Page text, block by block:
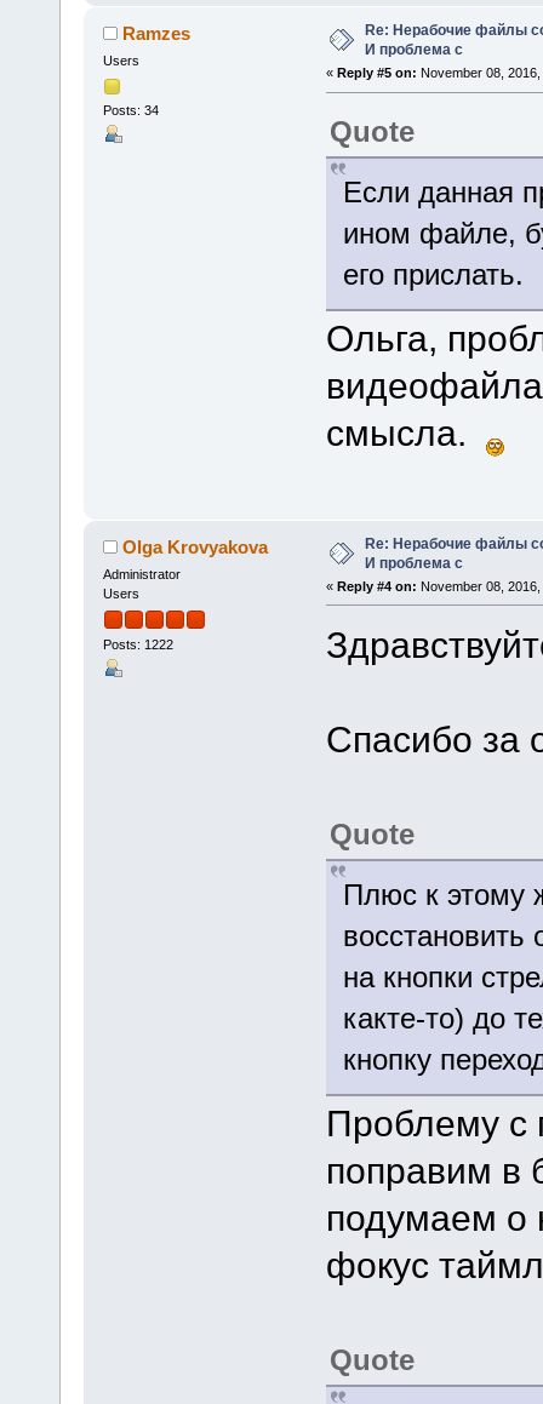
Ramzes
Users
Posts: 34
Re: Нерабочие файлы
И проблема с
« Reply #5 on: November 08,
Quote
Если данная
ином файле,
его прислать.
Ольга,
смысла.
Olga Krovyakova
Administrator
Users
Posts: 1222
Re: Нерабочие файлы
И проблема с
« Reply #4 on: November 08,
Спасибо за
Quote
Плюс к этому
восстановить
на кнопки
какте-то) до
кнопку
Проблему с
поправим в
подумаем о
фокус
Quote